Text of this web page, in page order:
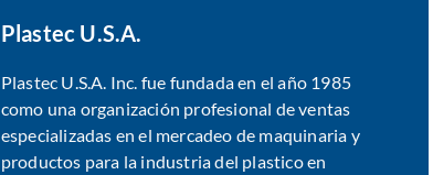
Plastec U.S.A.
Plastec U.S.A. Inc. fue fundada en el año 1985
como una organización profesional de ventas
especializadas en el mercadeo de maquinaria y
productos para la industria del plastico en